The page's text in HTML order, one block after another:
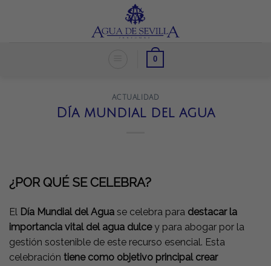
0
ACTUALIDAD
Día mundial del agua
¿POR QUÉ SE CELEBRA?
El Día Mundial del Agua se celebra para destacar la
importancia vital del agua dulcey para abogar por la
gestión sostenible de este recurso esencial. Esta
celebración tiene como objetivo principal crear